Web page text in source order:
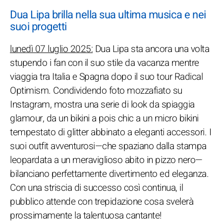
Dua Lipa brilla nella sua ultima musica e nei
suoi progetti
lunedì 07 luglio 2025: Dua Lipa sta ancora una volta
stupendo i fan con il suo stile da vacanza mentre
viaggia tra Italia e Spagna dopo il suo tour Radical
Optimism. Condividendo foto mozzafiato su
Instagram, mostra una serie di look da spiaggia
glamour, da un bikini a pois chic a un micro bikini
tempestato di glitter abbinato a eleganti accessori. I
suoi outfit avventurosi—che spaziano dalla stampa
leopardata a un meraviglioso abito in pizzo nero—
bilanciano perfettamente divertimento ed eleganza.
Con una striscia di successo così continua, il
pubblico attende con trepidazione cosa svelerà
prossimamente la talentuosa cantante!